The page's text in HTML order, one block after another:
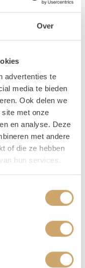
Over
advertenties te
media te bieden
Ook delen we
met onze
en analyse. Deze
met andere
of die ze hebben
hun services.
die leuk zijn
x breedte)
kort..
de gebruiksdag en de
je het gebruikt. Trouw
komen ophalen.
wij het voor je op! Valt